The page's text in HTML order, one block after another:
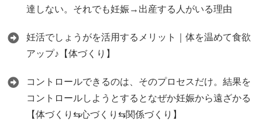
達しない。それでも妊娠→出産する人がいる理由
妊活でしょうがを活用するメリット｜体を温めて食欲
アップ♪【体づくり】
コントロールできるのは、そのプロセスだけ。結果を
コントロールしようとするとなぜか妊娠から遠ざかる
【体づくり⇆心づくり⇆関係づくり】